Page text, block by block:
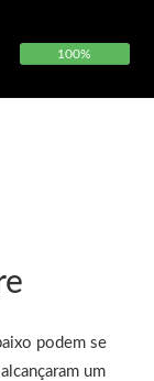
100%
podem se
um